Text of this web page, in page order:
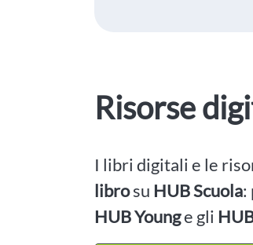
Risorse
I libri digitali e le
librosu HUB Scuola:
HUB Younge gli